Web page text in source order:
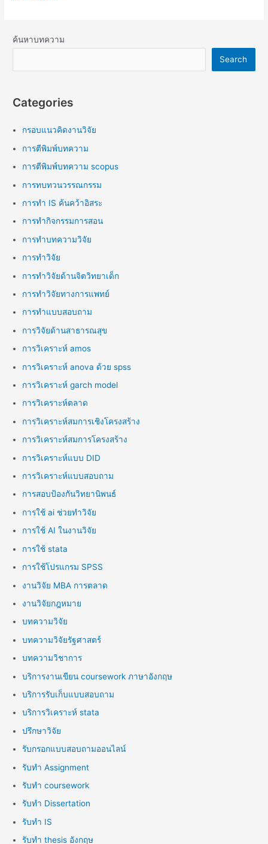
ค้นหาบทความ
Search
Categories
กรอบแนวคิดงานวิจัย
การตีพิมพ์บทความ
การตีพิมพ์บทความ scopus
การทบทวนวรรณกรรม
การทำ IS ค้นคว้าอิสระ
การทำกิจกรรมการสอน
การทำบทความวิจัย
การทำวิจัย
การทำวิจัยด้านจิตวิทยาเด็ก
การทำวิจัยทางการแพทย์
การทำแบบสอบถาม
การวิจัยด้านสาธารณสุข
การวิเคราะห์ amos
การวิเคราะห์ anova ด้วย spss
การวิเคราะห์ garch model
การวิเคราะห์ตลาด
การวิเคราะห์สมการเชิงโครงสร้าง
การวิเคราะห์สมการโครงสร้าง
การวิเคราะห์แบบ DID
การวิเคราะห์แบบสอบถาม
การสอบป้องกันวิทยานิพนธ์
การใช้ ai ช่วยทำวิจัย
การใช้ AI ในงานวิจัย
การใช้ stata
การใช้โปรแกรม SPSS
งานวิจัย MBA การตลาด
งานวิจัยกฎหมาย
บทความวิจัย
บทความวิจัยรัฐศาสตร์
บทความวิชาการ
บริการงานเขียน coursework ภาษาอังกฤษ
บริการรับเก็บแบบสอบถาม
บริการวิเคราะห์ stata
ปรึกษาวิจัย
รับกรอกแบบสอบถามออนไลน์
รับทำ Assignment
รับทำ coursework
รับทำ Dissertation
รับทำ IS
รับทำ thesis อังกฤษ